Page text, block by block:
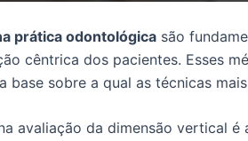
prática odontológica são
cêntrica dos pacientes. Esses
base sobre a qual as técnicas
avaliação da dimensão vertical é